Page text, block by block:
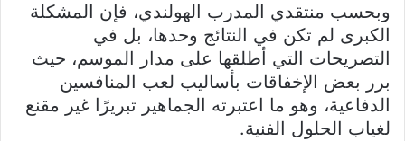
وبحسب منتقدي المدرب الهولندي، فإن المشكلة
الكبرى لم تكن في النتائج وحدها، بل في
التصريحات التي أطلقها على مدار الموسم، حيث
برر بعض الإخفاقات بأساليب لعب المنافسين
الدفاعية، وهو ما اعتبرته الجماهير تبريرًا غير مقنع
لغياب الحلول الفنية.